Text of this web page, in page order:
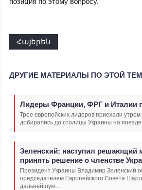
Հայերեն
ДРУГИЕ МАТЕРИАЛЫ ПО ЭТОЙ
Лидеры Франции, ФРГ и Италии
Трое европейских лидеров приехали утром
добирались до столицы Украины на поезде.
Зеленский: наступил решающий
принять решение о членстве
Президент Украины Владимир Зеленский
председателем Европейского Совета
дальнейшую...